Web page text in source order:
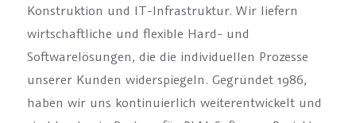
Konstruktion und IT-Infrastruktur. Wir liefern
wirtschaftliche und flexible Hard- und
Softwarelösungen, die die individuellen Prozesse
unserer Kunden widerspiegeln. Gegründet 1986,
haben wir uns kontinuierlich weiterentwickelt und